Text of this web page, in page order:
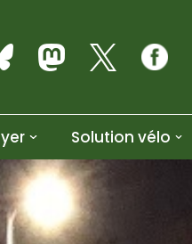
Solution vélo